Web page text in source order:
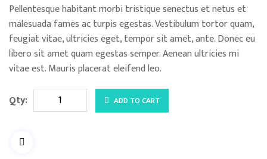
based
customer
rating
Pellentesque habitant morbi tristique senectus et netus et
malesuada fames ac turpis egestas. Vestibulum tortor quam,
feugiat vitae, ultricies eget, tempor sit amet, ante. Donec eu
libero sit amet quam egestas semper. Aenean ultricies mi
vitae est. Mauris placerat eleifend leo.
Qty:Demo
Product
ADD TO CART